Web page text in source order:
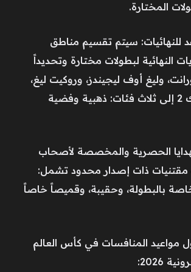
المختارة.
للنهائيات: سيتم تقسيم مناطق
النهائية لبطولات مختارة وتحديداً
وليغ أوف ليجيندز، وروكيت ليغ،
وكاونتر سترايك 2 إلى ثلاث فئات: ذهبية وفضية
الحصرية والمخصصة لأصحاب
مقتنيات ذات إصدار محدود تشمل:
بالبطولة، وحقيبة، وقميصاً خاصاً
مواعيد المنافسات في كأس العالم
2026: